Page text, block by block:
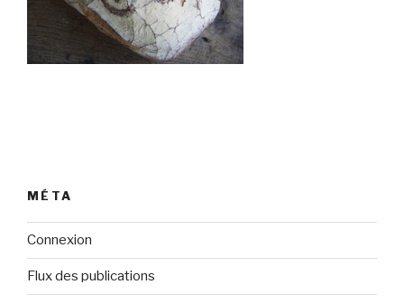
MÉTA
Connexion
Flux des publications